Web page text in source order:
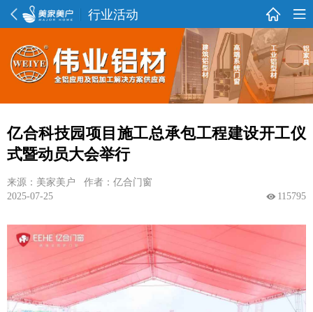
行业活动
亿合科技园项目施工总承包工程建设开工仪
式暨动员大会举行
来源：美家美户 作者：亿合门窗
2025-07-25
115795